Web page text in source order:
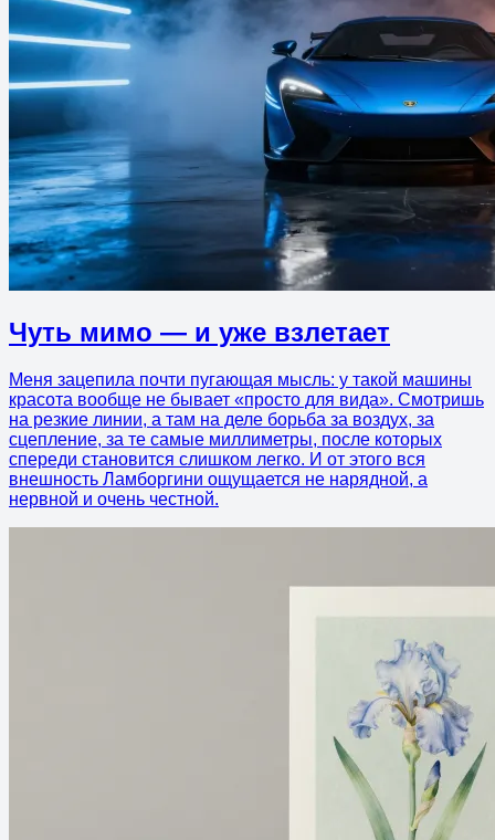
Чуть мимо — и уже взлетает
Меня зацепила почти пугающая мысль: у такой машины
красота вообще не бывает «просто для вида». Смотришь
на резкие линии, а там на деле борьба за воздух, за
сцепление, за те самые миллиметры, после которых
спереди становится слишком легко. И от этого вся
внешность Ламборгини ощущается не нарядной, а
нервной и очень честной.